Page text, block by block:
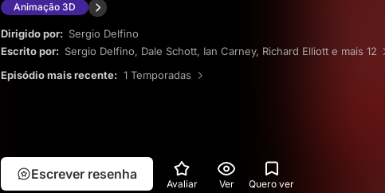
Animação 3D
Dirigido por: Sergio Delfino
Escrito por: Sergio Delfino, Dale Schott, Ian Carney, Richard Elliott e mais 12
Episódio mais recente: 1 Temporadas
Escrever resenha
Avaliar Ver Quero ver